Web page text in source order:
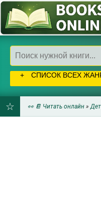
СПИСОК ВСЕХ
👀 📔 Читать онлайн »